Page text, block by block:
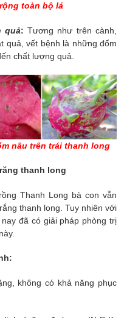
toàn bộ lá
quả:Tương như trên cành,
quả, vết bệnh là những đốm
chất lượng quả.
nâu trên trái thanh long
thanh long
Thanh Long bà con vẫn
thanh long. Tuy nhiên với
đã có giải pháp phòng trị
không có khả năng phục